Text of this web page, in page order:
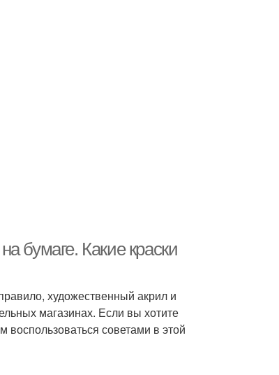
бумаге. Какие краски
художественный акрил и
магазинах. Если вы хотите
советами в этой